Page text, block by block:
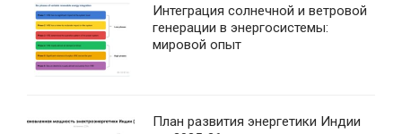
Интеграция солнечной и ветровой
генерации в энергосистемы:
мировой опыт
План развития энергетики Индии